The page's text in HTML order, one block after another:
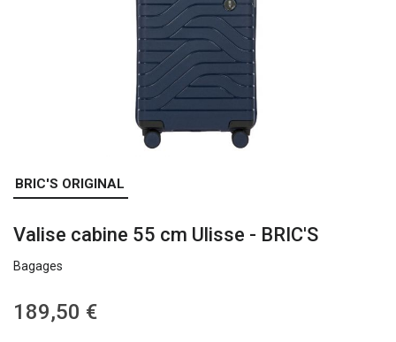
Skip
to
beginning
the
gallery
BRIC'S ORIGINAL
Valise cabine 55 cm Ulisse - BRIC'S
Bagages
189,50 €